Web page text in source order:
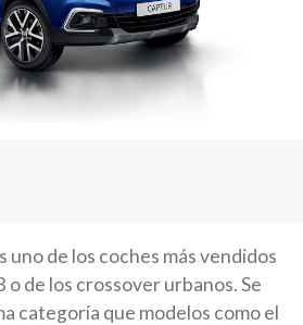
uno de los coches más vendidos
o de los crossover urbanos. Se
categoría que modelos como el